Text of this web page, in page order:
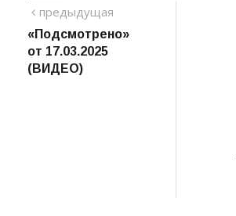
Навигация
по
записям
предыдущая
«Подсмотрено»
от 17.03.2025
(ВИДЕО)